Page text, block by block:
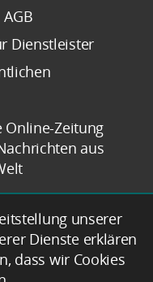
AGB
Dienstleister
Online-Zeitung
aus
unserer
Dienste erklären
dass wir Cookies